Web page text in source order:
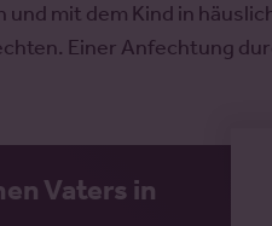
mit dem Kind in
Einer Anfechtung
Vaters in